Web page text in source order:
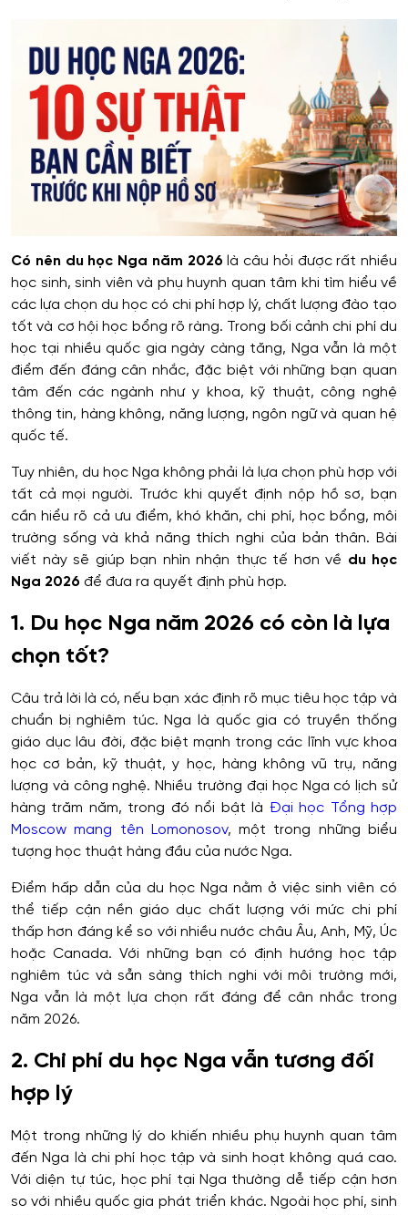
Có nên du học Nga năm 2026 là câu hỏi được rất nhiều
học sinh, sinh viên và phụ huynh quan tâm khi tìm hiểu về
các lựa chọn du học có chi phí hợp lý, chất lượng đào tạo
tốt và cơ hội học bổng rõ ràng. Trong bối cảnh chi phí du
học tại nhiều quốc gia ngày càng tăng, Nga vẫn là một
điểm đến đáng cân nhắc, đặc biệt với những bạn quan
tâm đến các ngành như y khoa, kỹ thuật, công nghệ
thông tin, hàng không, năng lượng, ngôn ngữ và quan hệ
quốc tế.
Tuy nhiên, du học Nga không phải là lựa chọn phù hợp với
tất cả mọi người. Trước khi quyết định nộp hồ sơ, bạn
cần hiểu rõ cả ưu điểm, khó khăn, chi phí, học bổng, môi
trường sống và khả năng thích nghi của bản thân. Bài
viết này sẽ giúp bạn nhìn nhận thực tế hơn về du học
Nga 2026 để đưa ra quyết định phù hợp.
1. Du học Nga năm 2026 có còn là lựa
chọn tốt?
Câu trả lời là có, nếu bạn xác định rõ mục tiêu học tập và
chuẩn bị nghiêm túc. Nga là quốc gia có truyền thống
giáo dục lâu đời, đặc biệt mạnh trong các lĩnh vực khoa
học cơ bản, kỹ thuật, y học, hàng không vũ trụ, năng
lượng và công nghệ. Nhiều trường đại học Nga có lịch sử
hàng trăm năm, trong đó nổi bật là Đại học Tổng hợp
Moscow mang tên Lomonosov, một trong những biểu
tượng học thuật hàng đầu của nước Nga.
Điểm hấp dẫn của du học Nga nằm ở việc sinh viên có
thể tiếp cận nền giáo dục chất lượng với mức chi phí
thấp hơn đáng kể so với nhiều nước châu Âu, Anh, Mỹ, Úc
hoặc Canada. Với những bạn có định hướng học tập
nghiêm túc và sẵn sàng thích nghi với môi trường mới,
Nga vẫn là một lựa chọn rất đáng để cân nhắc trong
năm 2026.
2. Chi phí du học Nga vẫn tương đối
hợp lý
Một trong những lý do khiến nhiều phụ huynh quan tâm
đến Nga là chi phí học tập và sinh hoạt không quá cao.
Với diện tự túc, học phí tại Nga thường dễ tiếp cận hơn
so với nhiều quốc gia phát triển khác. Ngoài học phí, sinh